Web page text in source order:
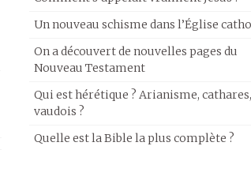
Un nouveau schisme dans l’Église
On a découvert de nouvelles pages du
Nouveau Testament
Qui est hérétique ? Arianisme, cathares,
vaudois ?
Quelle est la Bible la plus complète ?